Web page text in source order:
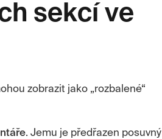
sekcí ve
zobrazit jako „rozbalené“
. Jemu je předřazen posuvný